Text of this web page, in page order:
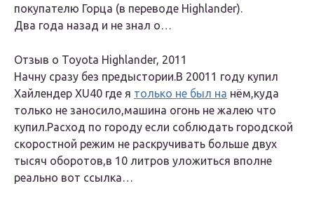
покупателю Горца (в переводе Highlander).
Два года назад и не знал о…
Отзыв о Toyota Highlander, 2011
Начну сразу без предыстории.В 20011 году купил
Хайлендер XU40 где я только не был на нём,куда
только не заносило,машина огонь не жалею что
купил.Расход по городу если соблюдать городской
скоростной режим не раскручивать больше двух
тысяч оборотов,в 10 литров уложиться вполне
реально вот ссылка…